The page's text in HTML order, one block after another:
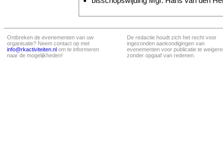
Ontbreken de evenementen van uw
organisatie? Neem contact op met
info@rkactiviteiten.nl om te informeren
naar de mogelijkheden!
De redactie houdt zich het recht voor
ingezonden aankondigingen van
evenementen voor publicatie te
zonder opgaaf van redenen.